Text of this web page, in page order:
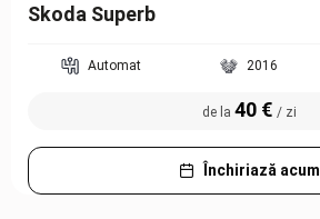
Skoda Superb
Automat 2016
de la 40 € / zi
Închiriază acum